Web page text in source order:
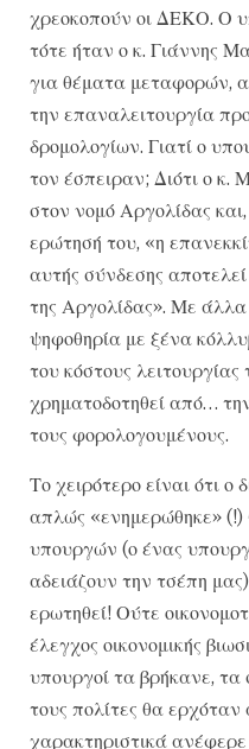
χρεοκοπούν οι ΔΕΚΟ. Ο
τότε ήταν ο κ. Γιάννης
για θέματα μεταφορών,
την επαναλειτουργία
δρομολογίων. Γιατί ο
τον έσπειραν; Διότι ο κ.
στον νομό Αργολίδας
ερώτησή του, «η
αυτής σύνδεσης
της Αργολίδας». Με
ψηφοθηρία με ξένα
του κόστους
χρηματοδοτηθεί από…
τους φορολογουμένους.
Το χειρότερο είναι ότι
απλώς «ενημερώθηκε»
υπουργών (ο ένας
αδειάζουν την τσέπη
ερωτηθεί! Ούτε
έλεγχος οικονομικής
υπουργοί τα βρήκανε,
τους πολίτες θα
χαρακτηριστικά